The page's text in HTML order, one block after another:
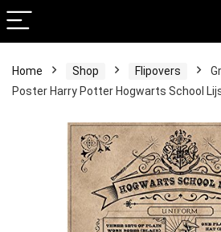
Home Shop Flipovers
Poster Harry Potter Hogwarts School